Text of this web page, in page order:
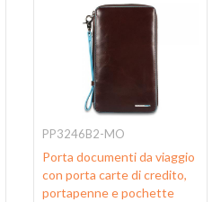
PP3246B2-MO
Porta documenti da viaggio
con porta carte di credito,
portapenne e pochette